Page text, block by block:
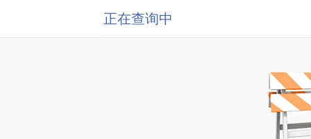
正在查询中